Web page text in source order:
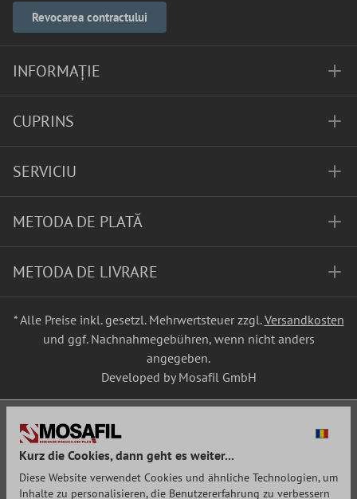
Revocarea contractului
INFORMAȚIE
CUPRINS
SERVICIU
METODA DE PLATĂ
METODA DE LIVRARE
* Alle Preise inkl. gesetzl. Mehrwertsteuer zzgl.Versandkosten
und ggf. Nachnahmegebühren, wenn nicht anders
angegeben.
Developed by Mosafil GmbH
Kurz die Cookies, dann geht es weiter...
Diese Website verwendet Cookies und ähnliche Technologien, um
Inhalte zu personalisieren, die Benutzererfahrung zu verbessern